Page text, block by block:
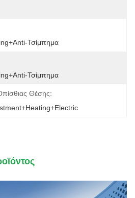
Τσίμπημα
Τσίμπημα
Θέσης: